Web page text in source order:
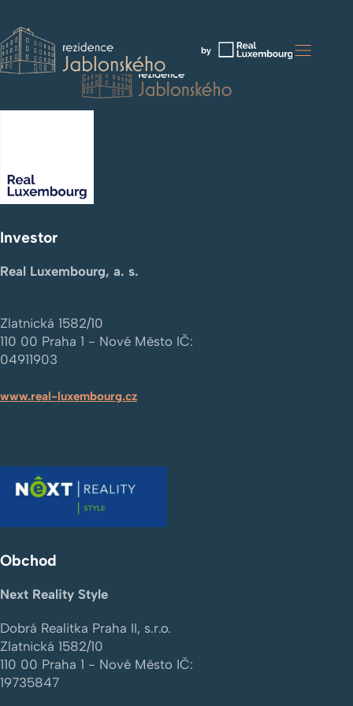
Investor
Real Luxembourg, a. s.
Zlatnická 1582/10
110 00 Praha 1 - Nové Město IČ:
04911903
www.real-luxembourg.cz
Obchod
Next Reality Style
Dobrá Realitka Praha II, s.r.o.
Zlatnická 1582/10
110 00 Praha 1 - Nové Město IČ:
19735847